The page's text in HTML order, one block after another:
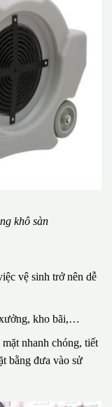
khô sàn
vệ sinh trở nên dễ
kho bãi,…
nhanh chóng, tiết
bằng đưa vào sử